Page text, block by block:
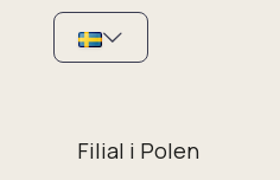
Filial i Polen